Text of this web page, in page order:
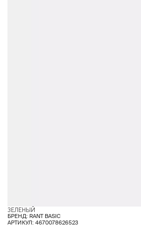
ЗЕЛЕНЫЙ
БРЕНД: RANT BASIC
АРТИКУЛ: 4670078626523